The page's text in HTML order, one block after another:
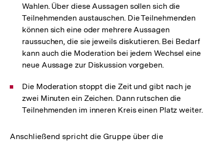
Wahlen. Über diese Aussagen sollen sich die
Teilnehmenden austauschen. Die Teilnehmenden
können sich eine oder mehrere Aussagen
raussuchen, die sie jeweils diskutieren. Bei Bedarf
kann auch die Moderation bei jedem Wechsel eine
neue Aussage zur Diskussion vorgeben.
Die Moderation stoppt die Zeit und gibt nach je
zwei Minuten ein Zeichen. Dann rutschen die
Teilnehmenden im inneren Kreis einen Platz weiter.
Anschließend spricht die Gruppe über die